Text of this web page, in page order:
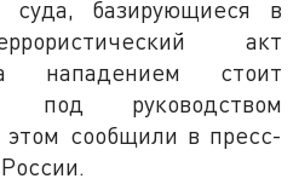
базирующиеся в
акт
нападением стоит
под руководством
сообщили в пресс-